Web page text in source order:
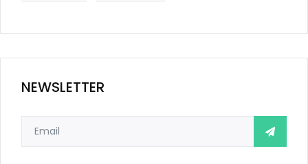
NEWSLETTER